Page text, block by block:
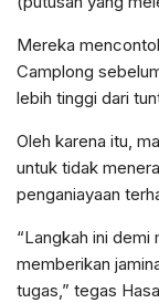
Mereka
Camplong
lebih tinggi dari
Oleh karena itu,
untuk tidak
penganiayaan
“Langkah ini
memberikan
tugas,” tegas